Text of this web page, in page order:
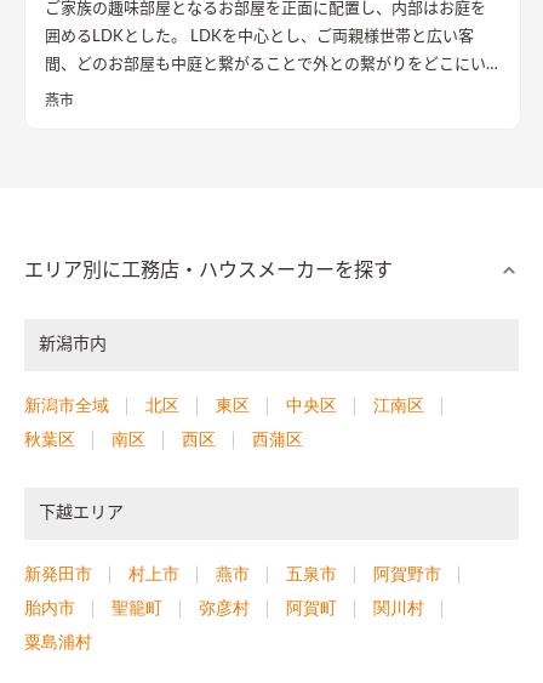
ご家族の趣味部屋となるお部屋を正面に配置し、内部はお庭を
囲めるLDKとした。 LDKを中心とし、ご両親様世帯と広い客
間、どのお部屋も中庭と繋がることで外との繋がりをどこにい
ても感じることができる。 2階にはセカンドリビング、ミニキッ
燕市
エリア別に工務店・ハウスメーカーを探す
新潟市内
新潟市全域 北区 東区 中央区
江南区
秋葉区
南区 西区 西蒲区
下越エリア
新発田市 村上市 燕市 五泉市
阿賀野市
胎内市
聖籠町 弥彦村 阿賀町
関川村
粟島浦村